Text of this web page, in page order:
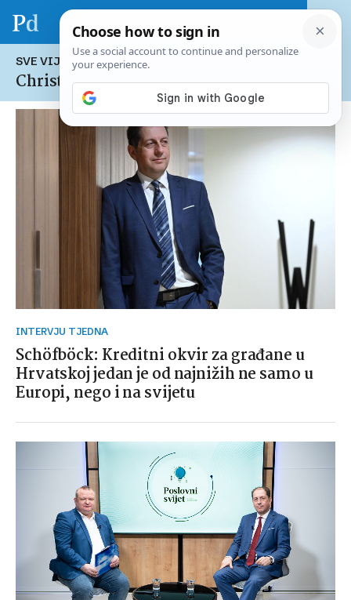
SVE VIJESTI NA TEMU:
Christoph Schöfböck
INTERVJU TJEDNA
Schöfböck: Kreditni okvir za građane u
Hrvatskoj jedan je od najnižih ne samo u
Europi, nego i na svijetu